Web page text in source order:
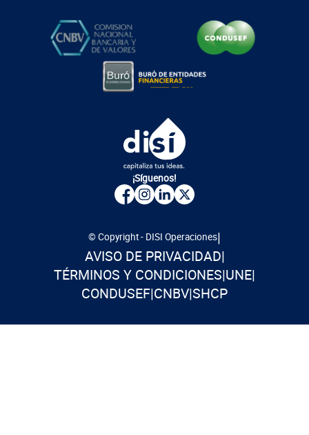
¡Síguenos!
© Copyright - DISI Operaciones|
AVISO DE PRIVACIDAD|
TÉRMINOS Y CONDICIONES|UNE|
CONDUSEF|CNBV|SHCP